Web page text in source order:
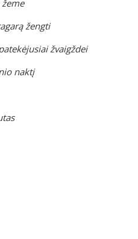
žengti
žvaigždei
naktį